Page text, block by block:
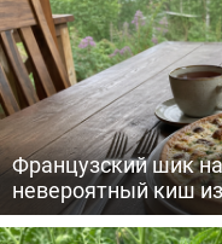
Французский шик
невероятный киш